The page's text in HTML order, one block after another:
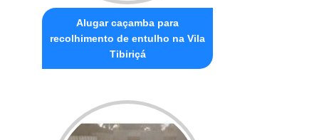
Alugar caçamba para
recolhimento de entulho na Vila
Tibiriçá